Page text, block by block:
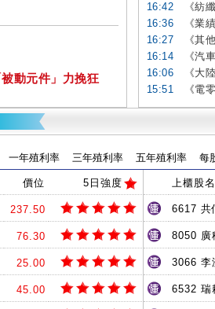
動元件」力挽狂
16:42
《紡
16:36
《業
16:27
《其
16:14
《汽
16:06
《大
15:51
《電
一年殖利率 三年殖利率 五年殖利率 每
價位 5日強度
237.50
76.30
25.00
45.00
上櫃股名
6617 共
8050 廣
3066 李
6532 瑞